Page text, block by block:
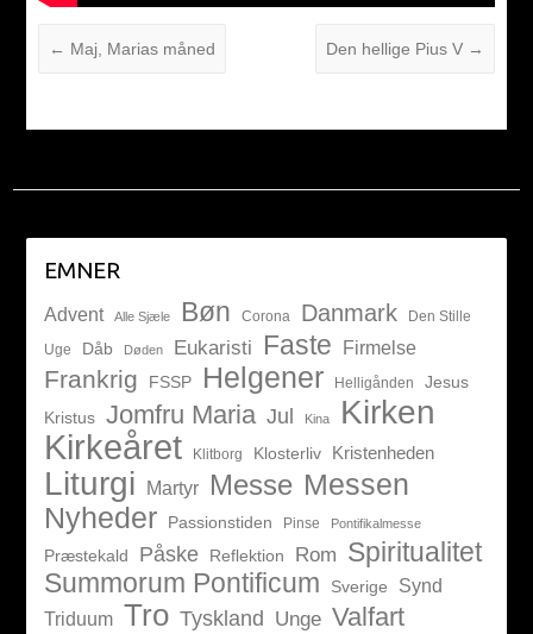
← Maj, Marias måned Den hellige Pius V →
EMNER
Advent Alle Sjæle Bøn Corona Danmark
Den Stille
Uge
Dåb Døden Eukaristi Faste Firmelse
Frankrig FSSP Helgener Helligånden
Jesus
Kristus Jomfru Maria Jul Kina Kirken
Kirkeåret Klitborg Klosterliv Kristenheden
Liturgi Martyr Messe Messen
Nyheder
Passionstiden Pinse Pontifikalmesse
Præstekald Påske Reflektion Rom Spiritualitet
Summorum Pontificum Sverige
Synd
Triduum Tro Tyskland Unge Valfart